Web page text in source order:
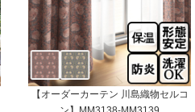
【オーダーカーテン 川島織物セルコ